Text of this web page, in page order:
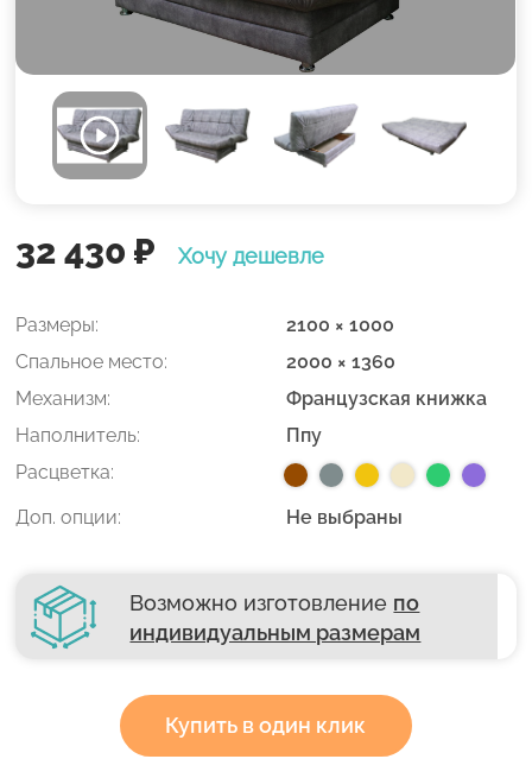
32 430 ₽ Хочу дешевле
Размеры:
2100 × 1000
Спальное место:
2000 × 1360
Механизм:
Французская книжка
Наполнитель:
Ппу
Расцветка:
Доп. опции:
Не выбраны
Возможно изготовление по
индивидуальным размерам
Купить в один клик